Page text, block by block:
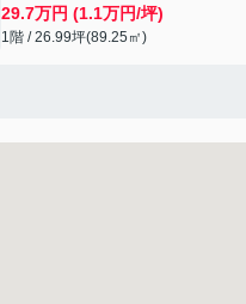
29.7万円 (1.1万円/坪)
1階 / 26.99坪(89.25㎡)